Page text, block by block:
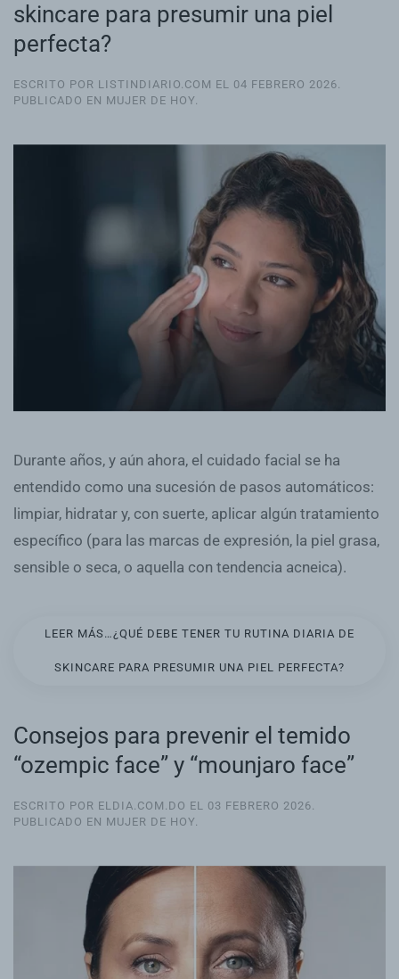
skincare para presumir una piel
perfecta?
ESCRITO POR LISTINDIARIO.COM EL 04 FEBRERO 2026.
PUBLICADO EN MUJER DE HOY.
Durante años, y aún ahora, el cuidado facial se ha
entendido como una sucesión de pasos automáticos:
limpiar, hidratar y, con suerte, aplicar algún tratamiento
específico (para las marcas de expresión, la piel grasa,
sensible o seca, o aquella con tendencia acneica).
LEER MÁS…¿QUÉ DEBE TENER TU RUTINA DIARIA DE
SKINCARE PARA PRESUMIR UNA PIEL PERFECTA?
Consejos para prevenir el temido
“ozempic face” y “mounjaro face”
ESCRITO POR ELDIA.COM.DO EL 03 FEBRERO 2026.
PUBLICADO EN MUJER DE HOY.